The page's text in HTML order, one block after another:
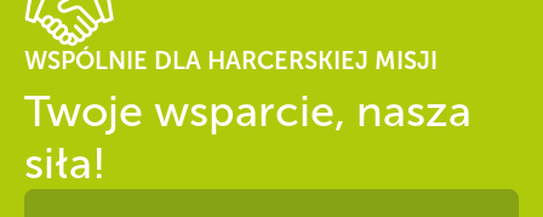
WSPÓLNIE DLA HARCERSKIEJ MISJI
Twoje wsparcie, nasza
siła!